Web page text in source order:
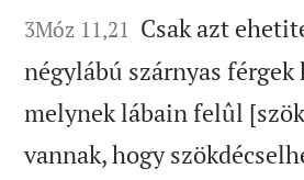
3Móz 11,21 Csak azt
négylábú szárnyas férgek
melynek lábain felûl
vannak, hogy